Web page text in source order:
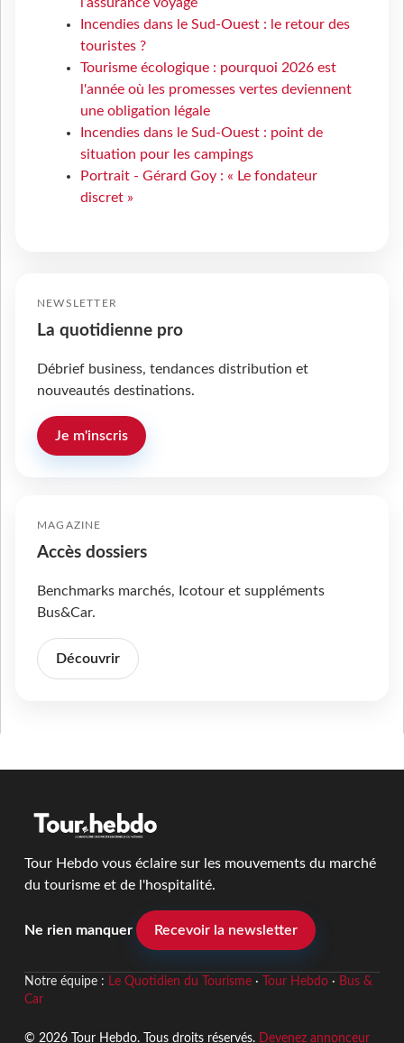
Incendies dans le Sud-Ouest : le retour des
touristes ?
Tourisme écologique : pourquoi 2026 est
l'année où les promesses vertes deviennent
une obligation légale
Incendies dans le Sud-Ouest : point de
situation pour les campings
Portrait - Gérard Goy : « Le fondateur
discret »
NEWSLETTER
La quotidienne pro
Débrief business, tendances distribution et
nouveautés destinations.
Je m'inscris
MAGAZINE
Accès dossiers
Benchmarks marchés, Icotour et suppléments
Bus&Car.
Découvrir
Tour Hebdo vous éclaire sur les mouvements du marché
du tourisme et de l'hospitalité.
Ne rien manquer Recevoir la newsletter
Notre équipe : Le Quotidien du Tourisme· Tour Hebdo· Bus &
Car
© 2026 Tour Hebdo. Tous droits réservés. Devenez annonceur